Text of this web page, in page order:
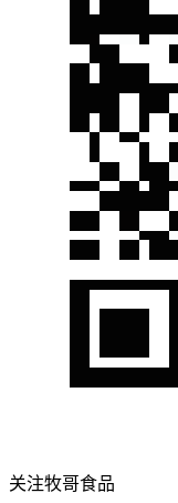
关注牧哥食品